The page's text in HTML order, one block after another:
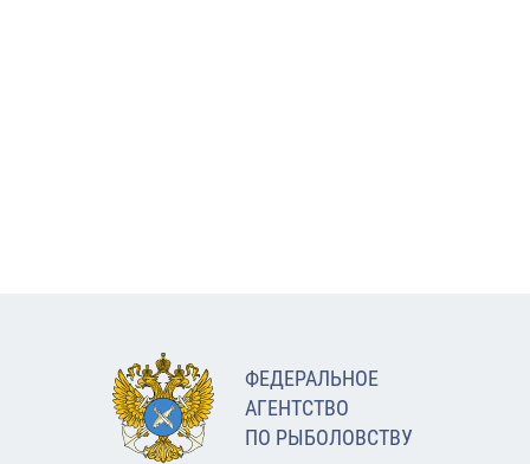
ФЕДЕРАЛЬНОЕ
АГЕНТСТВО
ПО РЫБОЛОВСТВУ